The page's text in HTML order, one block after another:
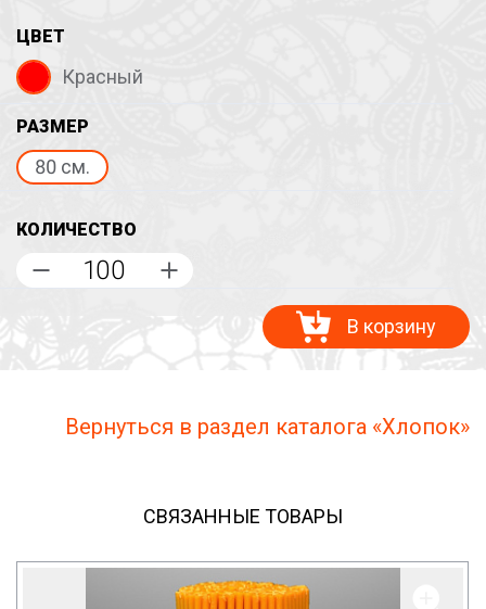
ЦВЕТ
Красный
РАЗМЕР
80 см.
КОЛИЧЕСТВО
В корзину
Вернуться в раздел каталога «Хлопок»
СВЯЗАННЫЕ ТОВАРЫ